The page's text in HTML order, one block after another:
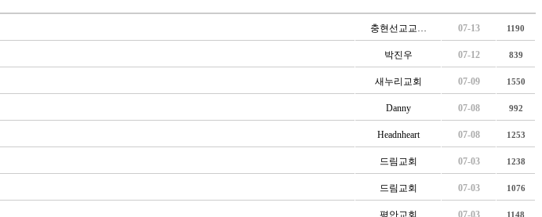
충현선교교… 07-13 1190
박진우 07-12 839
새누리교회 07-09 1550
Danny 07-08 992
Headnheart 07-08 1253
드림교회 07-03 1238
드림교회 07-03 1076
평안교회 07-03 1148